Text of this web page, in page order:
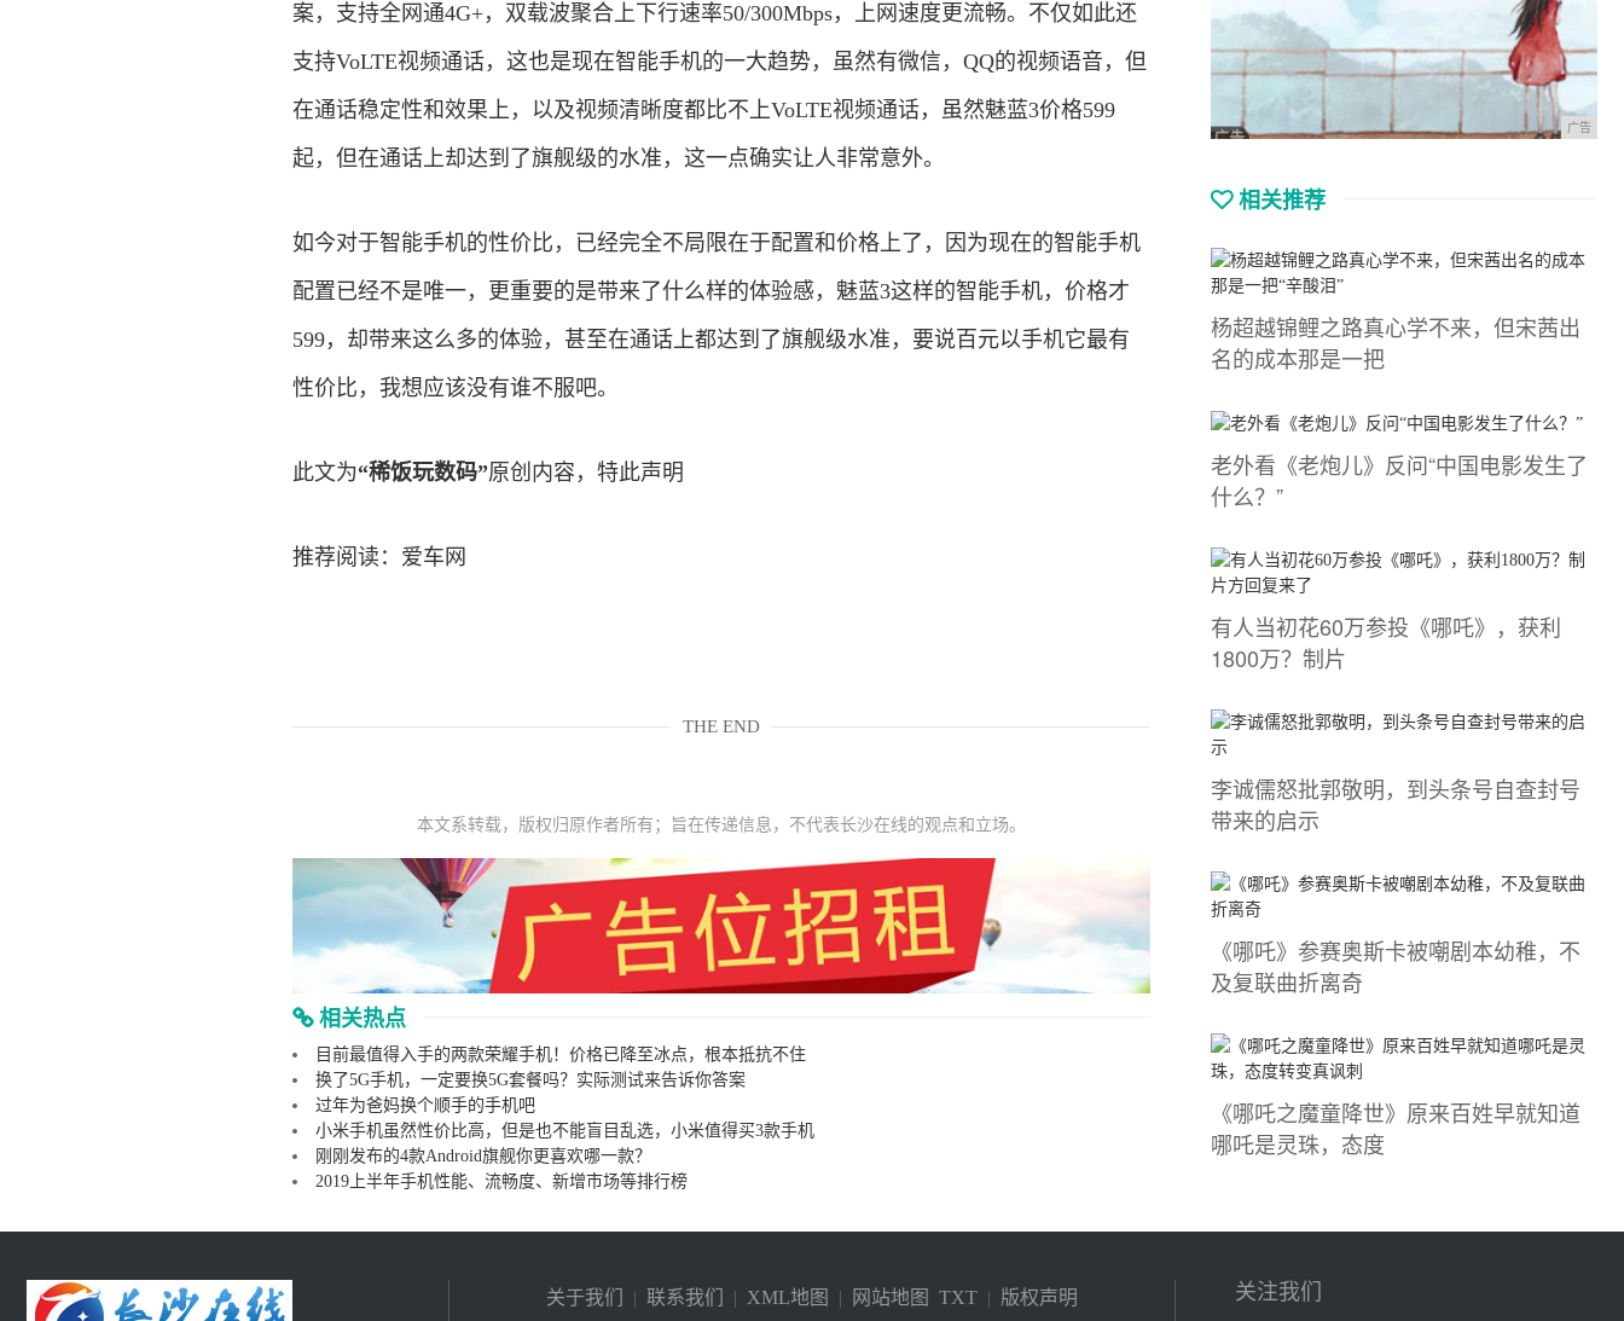
案，支持全网通4G+，双载波聚合上下行速率50/300Mbps，上网速度更流畅。不仅如此还
支持VoLTE视频通话，这也是现在智能手机的一大趋势，虽然有微信，QQ的视频语音，但
在通话稳定性和效果上，以及视频清晰度都比不上VoLTE视频通话，虽然魅蓝3价格599
起，但在通话上却达到了旗舰级的水准，这一点确实让人非常意外。
如今对于智能手机的性价比，已经完全不局限在于配置和价格上了，因为现在的智能手机
配置已经不是唯一，更重要的是带来了什么样的体验感，魅蓝3这样的智能手机，价格才
599，却带来这么多的体验，甚至在通话上都达到了旗舰级水准，要说百元以手机它最有
性价比，我想应该没有谁不服吧。
此文为“稀饭玩数码”原创内容，特此声明
推荐阅读： 爱车网
THE END
本文系转载，版权归原作者所有；旨在传递信息，不代表长沙在线的观点和立场。
相关热点
目前最值得入手的两款荣耀手机！价格已降至冰点，根本抵抗不住
换了5G手机，一定要换5G套餐吗？实际测试来告诉你答案
过年为爸妈换个顺手的手机吧
小米手机虽然性价比高，但是也不能盲目乱选，小米值得买3款手机
刚刚发布的4款Android旗舰你更喜欢哪一款？
2019上半年手机性能、流畅度、新增市场等排行榜
广告
相关推荐
杨超越锦鲤之路真心学不来，但宋茜出
名的成本那是一把
老外看《老炮儿》反问“中国电影发生了
什么？”
有人当初花60万参投《哪吒》，获利
1800万？制片
李诚儒怒批郭敬明，到头条号自查封号
带来的启示
《哪吒》参赛奥斯卡被嘲剧本幼稚，不
及复联曲折离奇
《哪吒之魔童降世》原来百姓早就知道
哪吒是灵珠，态度
关于我们 | 联系我们 | XML地图 | 网站地图 TXT | 版权声明 关注我们